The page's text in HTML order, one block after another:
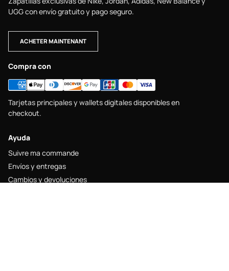
UGG con envío gratuito y pago seguro.
ACHETER MAINTENANT
Compra con
Tarjetas principales y wallets digitales disponibles en
checkout.
Ayuda
Suivre ma commande
Envíos y entregas
Cambios y devoluciones